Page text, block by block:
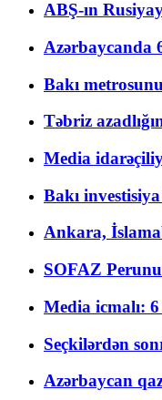
ABŞ-ın
Azərbaycanda
Bakı
Təbriz
Media
Bakı
Ankara,
SOFAZ
Media icmalı:
Seçkilərdən
Azərbaycan